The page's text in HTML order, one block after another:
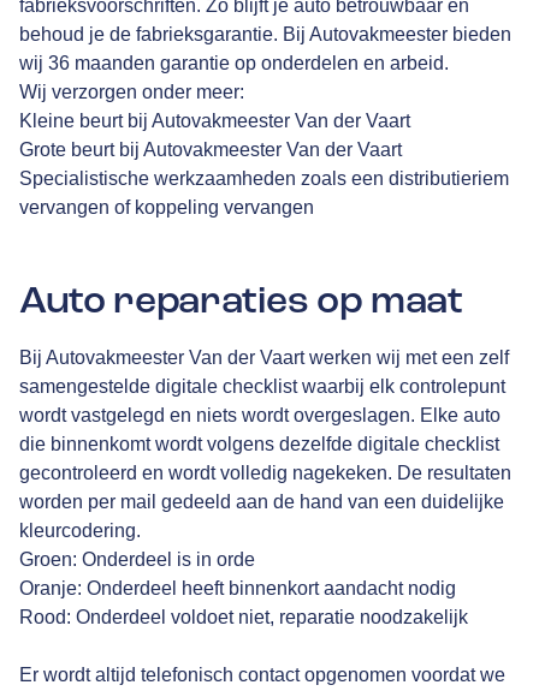
fabrieksvoorschriften. Zo blijft je auto betrouwbaar en
behoud je de fabrieksgarantie. Bij Autovakmeester bieden
wij 36 maanden garantie op onderdelen en arbeid.
Wij verzorgen onder meer:
Kleine beurtbij Autovakmeester Van der Vaart
Grote beurtbij Autovakmeester Van der Vaart
Specialistische werkzaamheden zoals een distributieriem
vervangen of koppeling vervangen
Auto reparaties op maat
Bij Autovakmeester Van der Vaart werken wij met een zelf
samengestelde digitale checklist waarbij elk controlepunt
wordt vastgelegd en niets wordt overgeslagen. Elke auto
die binnenkomt wordt volgens dezelfde digitale checklist
gecontroleerd en wordt volledig nagekeken. De resultaten
worden per mail gedeeld aan de hand van een duidelijke
kleurcodering.
Groen: Onderdeel is in orde
Oranje: Onderdeel heeft binnenkort aandacht nodig
Rood: Onderdeel voldoet niet, reparatie noodzakelijk
Er wordt altijd telefonisch contact opgenomen voordat we